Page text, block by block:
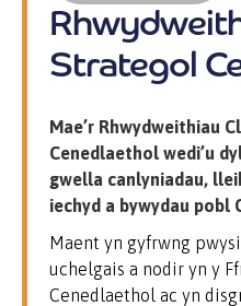
Strategol
Mae’r Rhwydweithiau
Cenedlaethol wedi’u
gwella canlyniadau,
iechyd a bywydau pobl
Maent yn gyfrwng
uchelgais a nodir yn y
Cenedlaethol ac yn